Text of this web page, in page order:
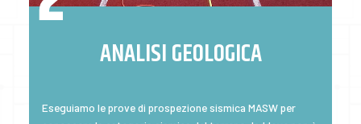
ANALISI GEOLOGICA
Eseguiamo le prove di prospezione sismica MASW per